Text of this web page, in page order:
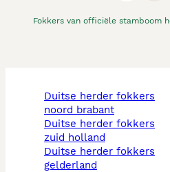
Fokkers van officiële stamboom
duitse herder fokkers
noord brabant
duitse herder fokkers
zuid holland
duitse herder fokkers
gelderland